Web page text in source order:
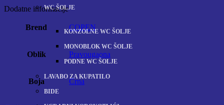
WC ŠOLJE
KONZOLNE WC ŠOLJE
MONOBLOK WC ŠOLJE
PODNE WC ŠOLJE
LAVABO ZA KUPATILO
BIDE
Dodatne informacije
Brend COPEN
Oblik Pravougaona
Boja Crna